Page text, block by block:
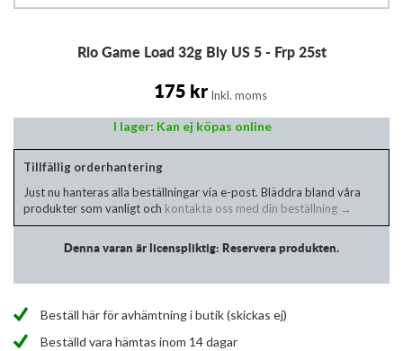
Rio Game Load 32g Bly US 5 - Frp 25st
175 kr Inkl. moms
I lager: Kan ej köpas online
Tillfällig orderhantering
Just nu hanteras alla beställningar via e-post. Bläddra bland våra
produkter som vanligt och kontakta oss med din beställning →
Denna varan är licenspliktig: Reservera produkten.
Beställ här för avhämtning i butik (skickas ej)
Beställd vara hämtas inom 14 dagar